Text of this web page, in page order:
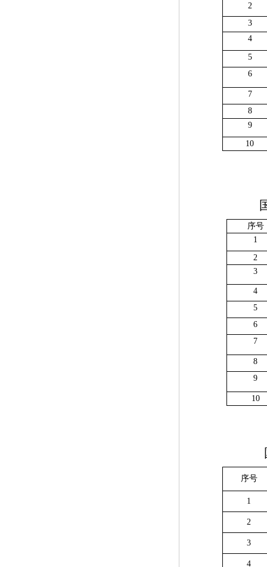
2
3
4
5
6
7
8
9
10
序号
1
2
3
4
5
6
7
8
9
10
序号
1
2
3
4